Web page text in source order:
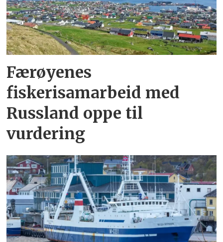
Færøyenes
fiskerisamarbeid med
Russland oppe til
vurdering